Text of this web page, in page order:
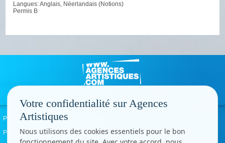
Langues: Anglais, Néerlandais (Notions)
Permis B
Politique de confidentialité
Paramètres cookies
Votre confidentialité sur Agences
Artistiques
Nous utilisons des cookies essentiels pour le bon